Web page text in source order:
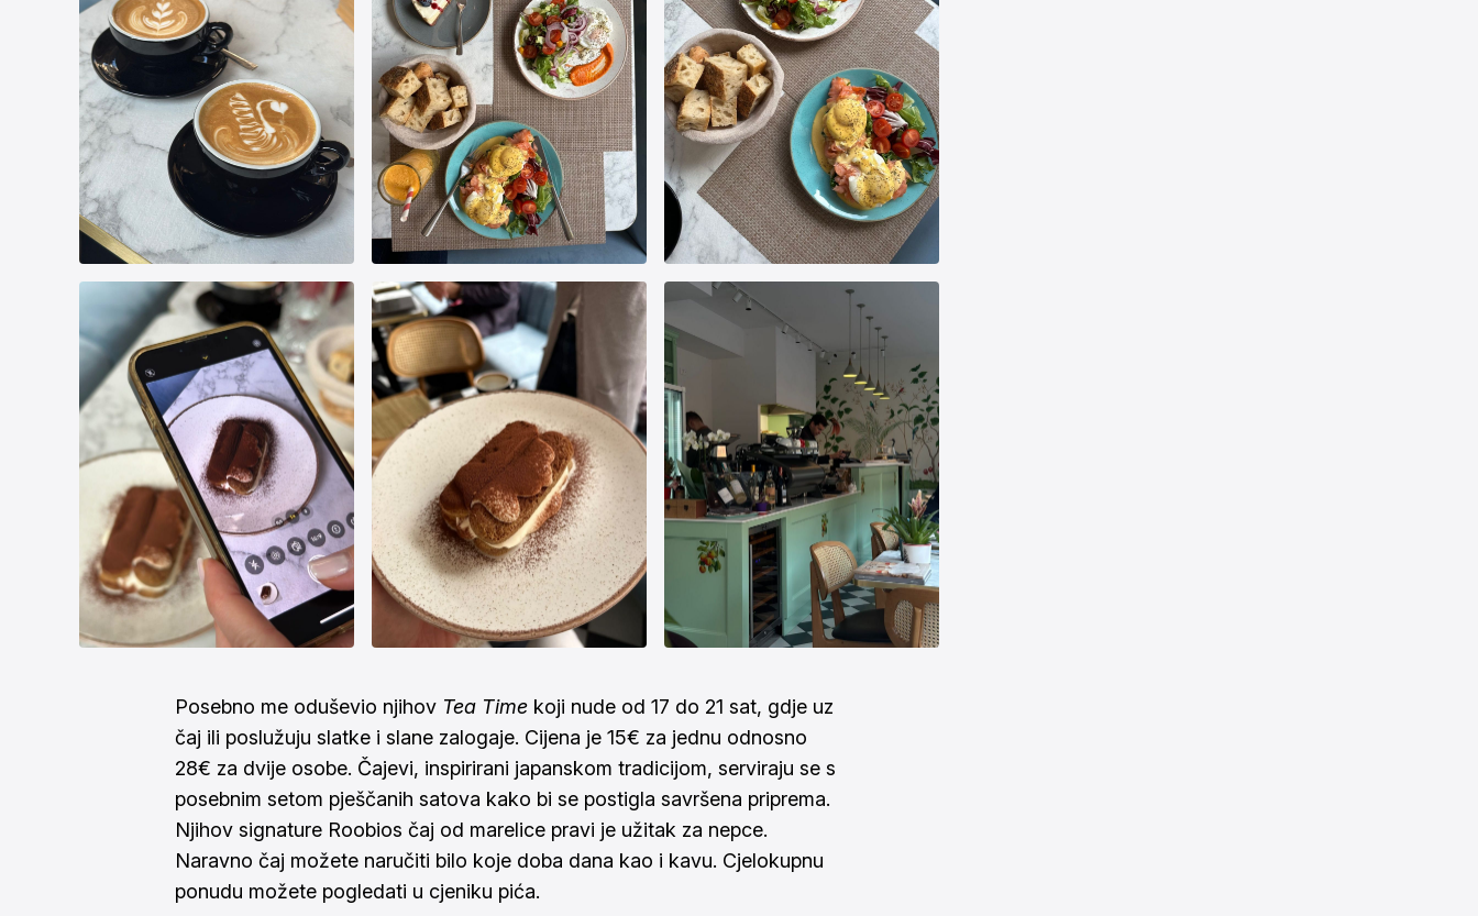
Posebno me oduševio njihov Tea Time koji nude od 17 do 21 sat, gdje uz
čaj ili poslužuju slatke i slane zalogaje. Cijena je 15€ za jednu odnosno
28€ za dvije osobe. Čajevi, inspirirani japanskom tradicijom, serviraju se s
posebnim setom pješčanih satova kako bi se postigla savršena priprema.
Njihov signature Roobios čaj od marelice pravi je užitak za nepce.
Naravno čaj možete naručiti bilo koje doba dana kao i kavu. Cjelokupnu
ponudu možete pogledati u cjeniku pića.